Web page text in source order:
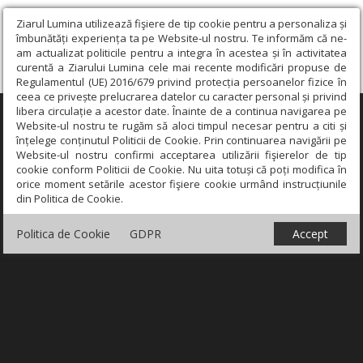
Ziarul Lumina utilizează fişiere de tip cookie pentru a personaliza și
îmbunătăți experiența ta pe Website-ul nostru. Te informăm că ne-
am actualizat politicile pentru a integra în acestea și în activitatea
curentă a Ziarului Lumina cele mai recente modificări propuse de
Regulamentul (UE) 2016/679 privind protecția persoanelor fizice în
ceea ce privește prelucrarea datelor cu caracter personal și privind
libera circulație a acestor date. Înainte de a continua navigarea pe
Website-ul nostru te rugăm să aloci timpul necesar pentru a citi și
înțelege conținutul Politicii de Cookie. Prin continuarea navigării pe
Website-ul nostru confirmi acceptarea utilizării fişierelor de tip
cookie conform Politicii de Cookie. Nu uita totuși că poți modifica în
orice moment setările acestor fişiere cookie urmând instrucțiunile
din Politica de Cookie.
Politica de Cookie GDPR Accept
×